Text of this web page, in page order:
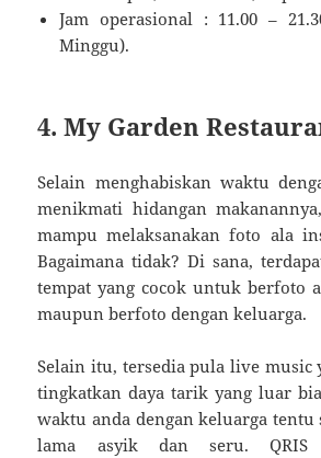
Jam operasional : 11.00 –
Minggu).
4. My Garden
Selain menghabiskan waktu
menikmati hidangan
mampu melaksanakan foto ala
Bagaimana tidak? Di sana,
tempat yang cocok untuk berfoto
maupun berfoto dengan keluarga.
Selain itu, tersedia pula live music
tingkatkan daya tarik yang luar
waktu anda dengan keluarga tentu
lama asyik dan seru. QRIS